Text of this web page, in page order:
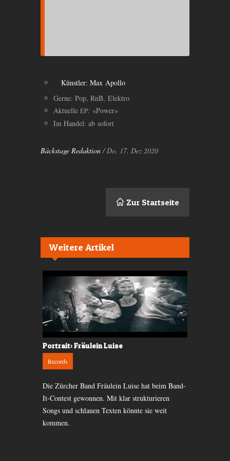
Künstler: Max Apollo
Gerne: Pop, RnB, Elektro
Aktuelle EP: «Power»
Im Handel: ab sofort
Bäckstage Redaktion/ Do, 17. Dez 2020
Zur Startseite
Weitere Artikel
Portrait: Fräulein Luise
Records
Die Zürcher Band Fräulein Luise hat beim Band-
It-Contest gewonnen. Mit klar strukturieren
Songs und schlauen Texten könnte sie weit
kommen.